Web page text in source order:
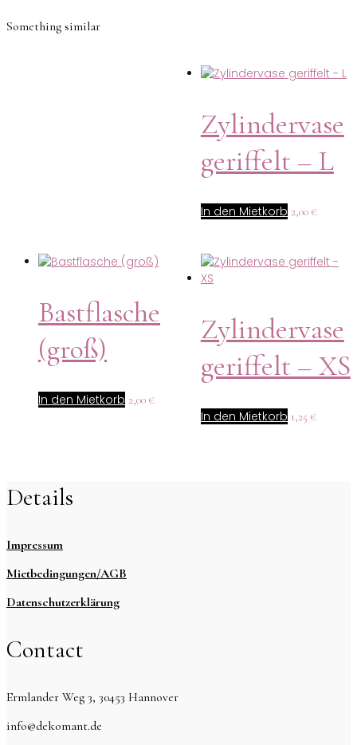
Something similar
Zylindervase
geriffelt – L
In den Mietkorb 2,00 €
Bastflasche
(groß)
In den Mietkorb 2,00 €
Zylindervase
geriffelt – XS
In den Mietkorb 1,25 €
Details
Impressum
Mietbedingungen/AGB
Datenschutzerklärung
Contact
Ermlander Weg 3, 30453 Hannover
info@dekomant.de